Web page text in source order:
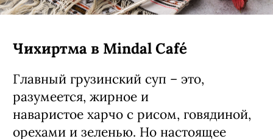
Чихиртма в Mindal Café
Главный грузинский суп – это,
разумеется, жирное и
наваристое харчо с рисом, говядиной,
орехами и зеленью. Но настоящее